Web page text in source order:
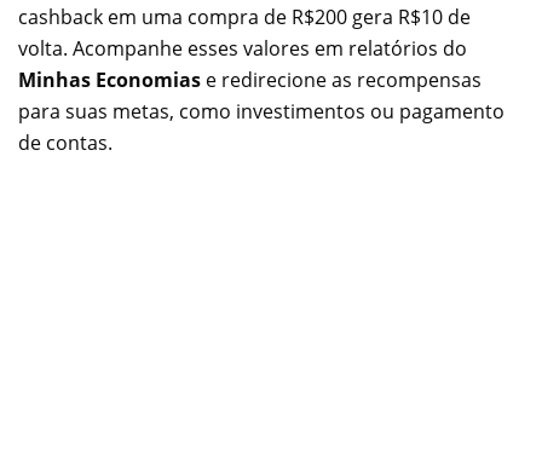
cashback em uma compra de R$200 gera R$10 de
volta. Acompanhe esses valores em relatórios do
Minhas Economias e redirecione as recompensas
para suas metas, como investimentos ou pagamento
de contas.